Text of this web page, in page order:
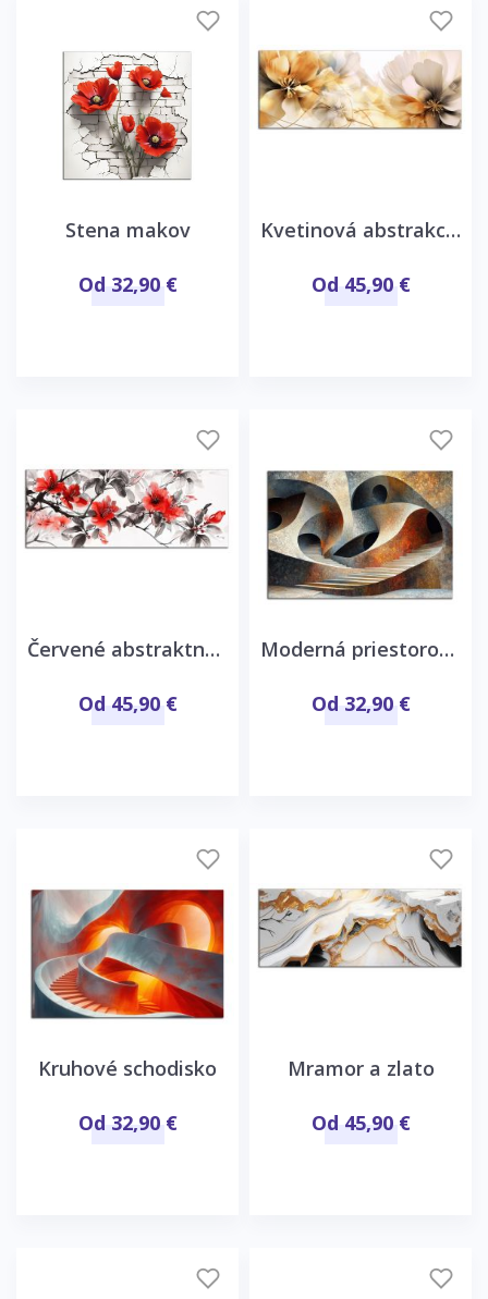
Stena makov
Od 32,90 €
Kvetinová abstrakcia panorama
Od 45,90 €
Červené abstraktné kvety
Od 45,90 €
Moderná priestorová abstrakcia
Od 32,90 €
Kruhové schodisko
Od 32,90 €
Mramor a zlato
Od 45,90 €